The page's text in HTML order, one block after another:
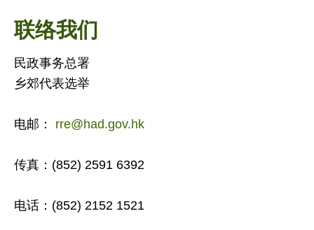
联络我们
民政事务总署
乡郊代表选举
电邮： rre@had.gov.hk
传真：(852) 2591 6392
电话：(852) 2152 1521